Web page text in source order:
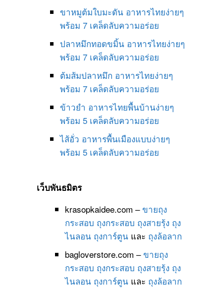
ขาหมูต้มใบมะดัน อาหารไทยง่ายๆ
พร้อม 7 เคล็ดลับความอร่อย
ปลาหมึกทอดขมิ้น อาหารไทยง่ายๆ
พร้อม 7 เคล็ดลับความอร่อย
ต้มส้มปลาหมึก อาหารไทยง่ายๆ
พร้อม 7 เคล็ดลับความอร่อย
ข้าวยำ อาหารไทยพื้นบ้านง่ายๆ
พร้อม 5 เคล็ดลับความอร่อย
ไส้อั่ว อาหารพื้นเมืองแบบง่ายๆ
พร้อม 5 เคล็ดลับความอร่อย
เว็บพันธมิตร
krasopkaidee.com –ขายถุง
กระสอบ ถุงกระสอบ ถุงสายรุ้ง ถุง
ไนลอน ถุงการ์ตูนและ ถุงล้อลาก
bagloverstore.com –ขายถุง
กระสอบ ถุงกระสอบ ถุงสายรุ้ง ถุง
ไนลอน ถุงการ์ตูนและ ถุงล้อลาก